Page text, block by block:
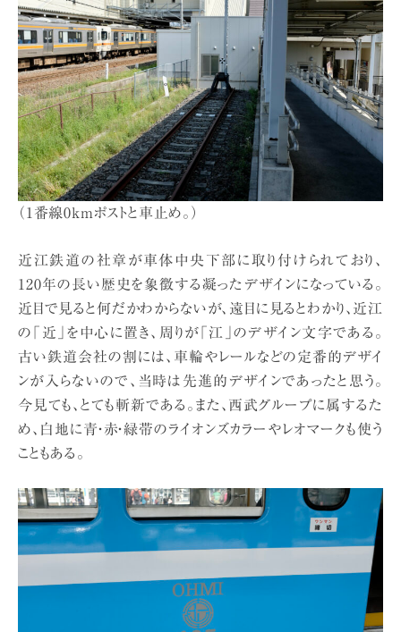
（1番線0kmポストと車止め。）
近江鉄道の社章が車体中央下部に取り付けられており、
120年の長い歴史を象徴する凝ったデザインになっている。
近目で見ると何だかわからないが、遠目に見るとわかり、近江
の「近」を中心に置き、周りが「江」のデザイン文字である。
古い鉄道会社の割には、車輪やレールなどの定番的デザイ
ンが入らないので、当時は先進的デザインであったと思う。
今見ても、とても斬新である。また、西武グループに属するた
め、白地に青・赤・緑帯のライオンズカラーやレオマークも使う
こともある。